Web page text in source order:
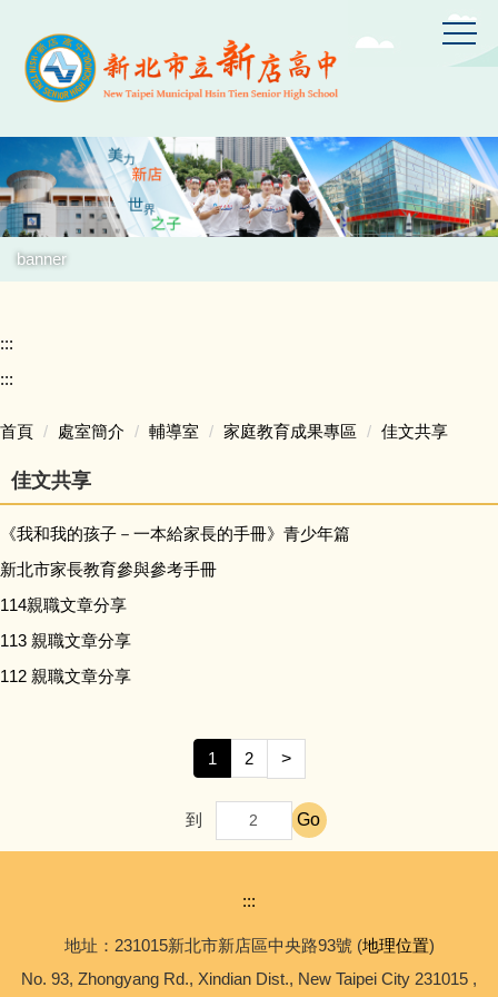
主
容
區
banner
:::
:::
首頁 處室簡介 輔導室 家庭教育成果專區 佳文共享
佳文共享
《我和我的孩子－一本給家長的手冊》青少年篇
新北市家長教育參與參考手冊
114親職文章分享
113 親職文章分享
112 親職文章分享
1 2 >
到 Go
:::
地址：231015新北市新店區中央路93號 (地理位置)
No. 93, Zhongyang Rd., Xindian Dist., New Taipei City 231015 ,